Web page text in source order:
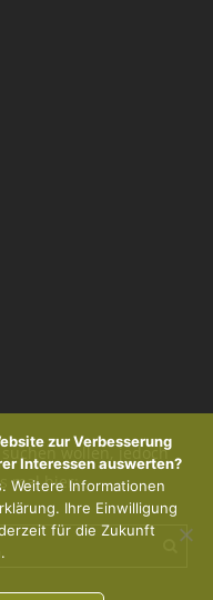
suchen wollen, jedoch
mal hier:
zur Verbesserung
Interessen auswerten?
Weitere Informationen
Ihre Einwilligung
für die Zukunft